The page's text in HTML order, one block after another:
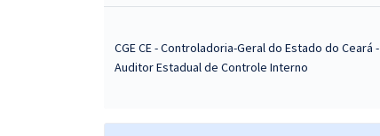
CGE CE - Controladoria-Geral do Estado do Ceará -
Auditor Estadual de Controle Interno